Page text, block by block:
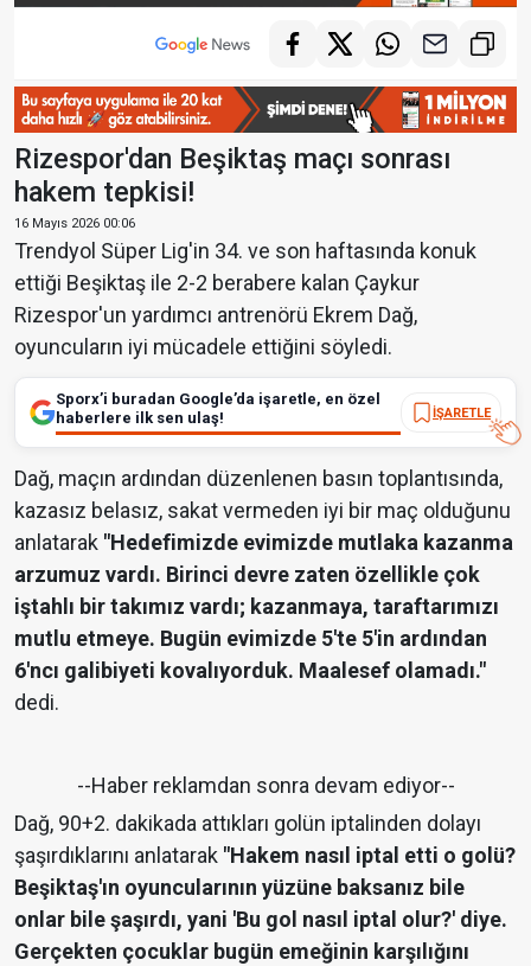
Rizespor'dan Beşiktaş maçı sonrası
hakem tepkisi!
16 Mayıs 2026 00:06
Trendyol Süper Lig'in 34. ve son haftasında konuk
ettiği Beşiktaş ile 2-2 berabere kalan Çaykur
Rizespor'un yardımcı antrenörü Ekrem Dağ,
oyuncuların iyi mücadele ettiğini söyledi.
Sporx’i buradan Google’da işaretle, en özel
haberlere ilk sen ulaş!
İŞARETLE
Dağ, maçın ardından düzenlenen basın toplantısında,
kazasız belasız, sakat vermeden iyi bir maç olduğunu
anlatarak "Hedefimizde evimizde mutlaka kazanma
arzumuz vardı. Birinci devre zaten özellikle çok
iştahlı bir takımız vardı; kazanmaya, taraftarımızı
mutlu etmeye. Bugün evimizde 5'te 5'in ardından
6'ncı galibiyeti kovalıyorduk. Maalesef olamadı."
dedi.
--Haber reklamdan sonra devam ediyor--
Dağ, 90+2. dakikada attıkları golün iptalinden dolayı
şaşırdıklarını anlatarak "Hakem nasıl iptal etti o golü?
Beşiktaş'ın oyuncularının yüzüne baksanız bile
onlar bile şaşırdı, yani 'Bu gol nasıl iptal olur?' diye.
Gerçekten çocuklar bugün emeğinin karşılığını